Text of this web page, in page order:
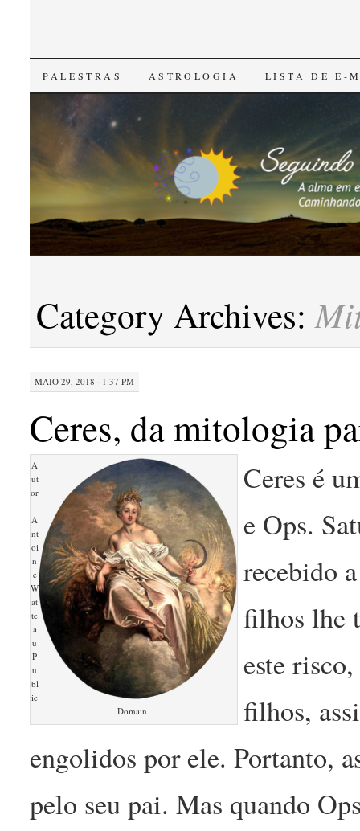
SKIP
CONTENT
PALESTRAS ASTROLOGIA LISTA DE E-
Category Archives:
MAIO 29, 2018 · 1:37 PM
Ceres, da mitologia
A
ut
or
:
A
nt
oi
n
e
W
at
te
a
u
P
u
bl
ic
Domain
Ceres é
e Ops.
recebido
filhos lhe
este
filhos,
engolidos por ele. Portanto,
pelo seu pai. Mas quando